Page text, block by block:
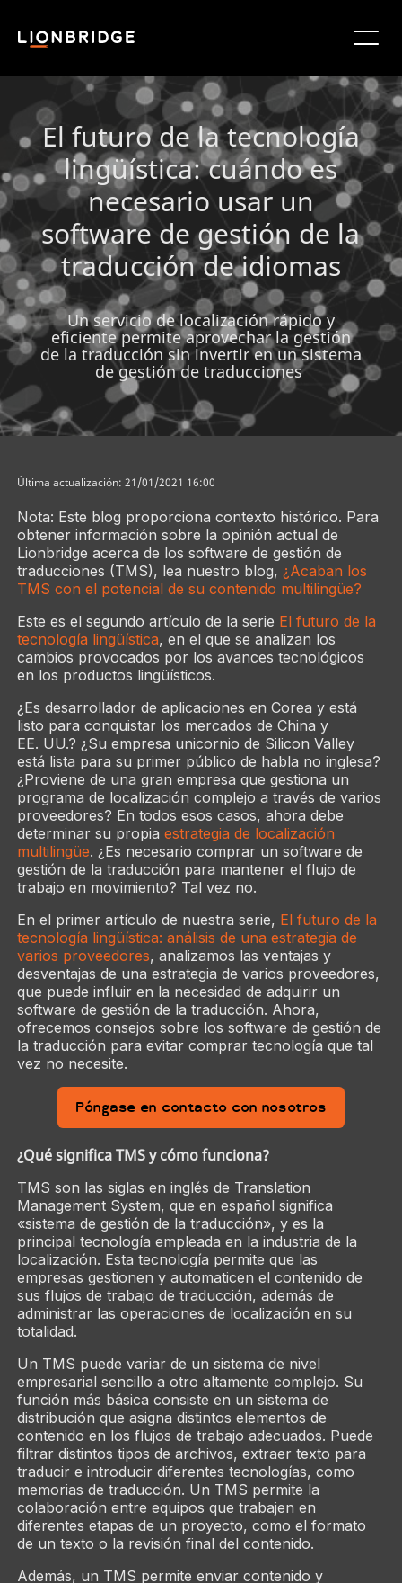
El futuro de la tecnología
lingüística: cuándo es
necesario usar un
software de gestión de la
traducción de idiomas
Un servicio de localización rápido y
eficiente permite aprovechar la gestión
de la traducción sin invertir en un sistema
de gestión de traducciones
Última actualización: 21/01/2021 16:00
Nota: Este blog proporciona contexto histórico. Para
obtener información sobre la opinión actual de
Lionbridge acerca de los software de gestión de
traducciones (TMS), lea nuestro blog, ¿Acaban los
TMS con el potencial de su contenido multilingüe?
Este es el segundo artículo de la serie El futuro de la
tecnología lingüística, en el que se analizan los
cambios provocados por los avances tecnológicos
en los productos lingüísticos.
¿Es desarrollador de aplicaciones en Corea y está
listo para conquistar los mercados de China y
EE. UU.? ¿Su empresa unicornio de Silicon Valley
está lista para su primer público de habla no inglesa?
¿Proviene de una gran empresa que gestiona un
programa de localización complejo a través de varios
proveedores? En todos esos casos, ahora debe
determinar su propia estrategia de localización
multilingüe. ¿Es necesario comprar un software de
gestión de la traducción para mantener el flujo de
trabajo en movimiento? Tal vez no.
En el primer artículo de nuestra serie, El futuro de la
tecnología lingüística: análisis de una estrategia de
varios proveedores, analizamos las ventajas y
desventajas de una estrategia de varios proveedores,
que puede influir en la necesidad de adquirir un
software de gestión de la traducción. Ahora,
ofrecemos consejos sobre los software de gestión de
la traducción para evitar comprar tecnología que tal
vez no necesite.
Póngase en contacto con nosotros
¿Qué significa TMS y cómo funciona?
TMS son las siglas en inglés de Translation
Management System, que en español significa
«sistema de gestión de la traducción», y es la
principal tecnología empleada en la industria de la
localización. Esta tecnología permite que las
empresas gestionen y automaticen el contenido de
sus flujos de trabajo de traducción, además de
administrar las operaciones de localización en su
totalidad.
Un TMS puede variar de un sistema de nivel
empresarial sencillo a otro altamente complejo. Su
función más básica consiste en un sistema de
distribución que asigna distintos elementos de
contenido en los flujos de trabajo adecuados. Puede
filtrar distintos tipos de archivos, extraer texto para
traducir e introducir diferentes tecnologías, como
memorias de traducción. Un TMS permite la
colaboración entre equipos que trabajen en
diferentes etapas de un proyecto, como el formato
de un texto o la revisión final del contenido.
Además, un TMS permite enviar contenido y